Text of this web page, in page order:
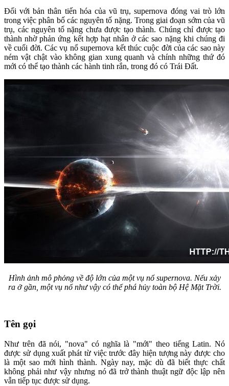
Đối với bản thân tiến hóa của vũ trụ, supernova đóng vai trò lớn
trong việc phân bố các nguyên tố nặng. Trong giai đoạn sớm của vũ
trụ, các nguyên tố nặng chưa được tạo thành. Chúng chỉ được tạo
thành nhờ phản ứng kết hợp hạt nhân ở các sao nặng khi chúng đi
về cuối đời. Các vụ nổ supernova kết thúc cuộc đời của các sao này
ném vật chật vào không gian xung quanh và chính những thứ đó
mới có thể tạo thành các hành tinh rắn, trong đó có Trái Đất.
Hình ảnh mô phỏng về độ lớn của một vụ nổ supernova. Nếu xảy
ra ở gần, một vụ nổ như vậy có thể phá hủy toàn bộ Hệ Mặt Trời.
Tên gọi
Như trên đã nói, "nova" có nghĩa là "mới" theo tiếng Latin. Nó
được sử dụng xuất phát từ việc trước đây hiện tượng này được cho
là một sao mới hình thành. Ngày nay, mặc dù đã biết thực chất
không phải như vậy nhưng nó đã trở thành thuật ngữ độc lập nên
vẫn tiếp tục được sử dụng.